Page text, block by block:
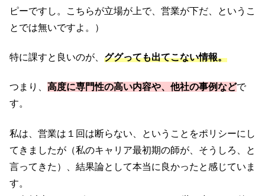
ピーですし。こちらが立場が上で、営業が下だ、というこ
とでは無いですよ。）
特に課すと良いのが、 ググっても出てこない情報。
つまり、 高度に専門性の高い内容や、他社の事例などで
す。
私は、営業は１回は断らない、ということをポリシーにし
てきましたが（私のキャリア最初期の師が、そうしろ、と
言ってきた）、結果論として本当に良かったと感じていま
す。